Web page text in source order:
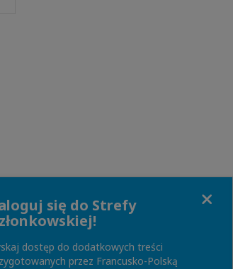
się do Strefy
dostęp do dodatkowych treści
przez Francusko-Polską